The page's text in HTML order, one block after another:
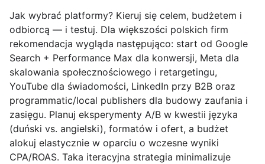
Jak wybrać platformy? Kieruj się celem, budżetem i
odbiorcą — i testuj. Dla większości polskich firm
rekomendacja wygląda następująco: start od Google
Search + Performance Max dla konwersji, Meta dla
skalowania społecznościowego i retargetingu,
YouTube dla świadomości, LinkedIn przy B2B oraz
programmatic/local publishers dla budowy zaufania i
zasięgu. Planuj eksperymenty A/B w kwestii języka
(duński vs. angielski), formatów i ofert, a budżet
alokuj elastycznie w oparciu o wczesne wyniki
CPA/ROAS. Taka iteracyjna strategia minimalizuje